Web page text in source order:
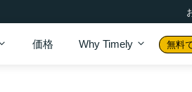
価格 Why Timely 無料